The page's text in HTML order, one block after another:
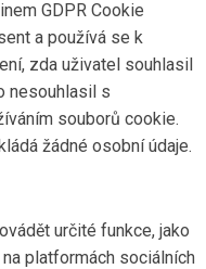
GDPR Cookie
a používá se k
zda uživatel souhlasil
nesouhlasil s
souborů cookie.
žádné osobní údaje.
určité funkce, jako
platformách sociálních